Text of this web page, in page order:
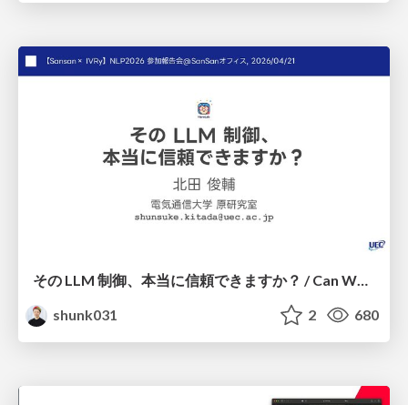
shunk031
2 680